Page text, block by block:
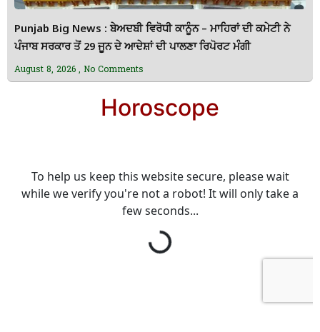
Punjab Big News : ਬੇਅਦਬੀ ਵਿਰੋਧੀ ਕਾਨੂੰਨ – ਮਾਹਿਰਾਂ ਦੀ ਕਮੇਟੀ ਨੇ
ਪੰਜਾਬ ਸਰਕਾਰ ਤੋਂ 29 ਜੂਨ ਦੇ ਆਦੇਸ਼ਾਂ ਦੀ ਪਾਲਣਾ ਰਿਪੋਰਟ ਮੰਗੀ
August 8, 2026 No Comments
Horoscope